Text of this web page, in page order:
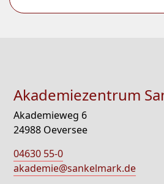
Akademiezentrum
Akademieweg 6
24988 Oeversee
04630 55-0
akademie@sankelmark.de